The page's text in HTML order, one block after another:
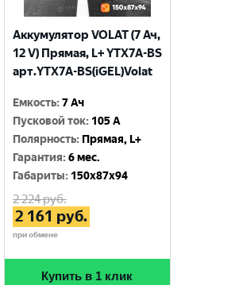
Аккумулятор VOLAT (7 Ач,
12 V) Прямая, L+ YTX7A-BS
арт.YTX7A-BS(iGEL)Volat
Емкость:7 Ач
Пусковой ток: 105 A
Полярность: Прямая, L+
Гарантия:6 мес.
Габариты: 150x87x94
2 224руб.
2 161 руб.
при обмене
Купить в 1 клик